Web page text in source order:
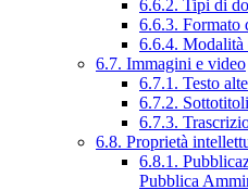
6.6.2. Tipi di
6.6.3. Formato
6.6.4. Modalità
6.7. Immagini e video
6.7.1. Testo
6.7.2.
6.7.3.
6.8. Proprietà
6.8.1.
Pubblica